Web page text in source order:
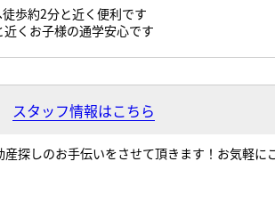
歩約2分と近く便利です
くお子様の通学安心です
スタッフ情報はこちら
探しのお手伝いをさせて頂きます！お気軽に